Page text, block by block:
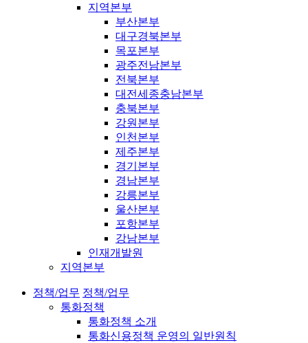
지역본부
부산본부
대구경북본부
목포본부
광주전남본부
전북본부
대전세종충남본부
충북본부
강원본부
인천본부
제주본부
경기본부
경남본부
강릉본부
울산본부
포항본부
강남본부
인재개발원
지역본부
정책/업무 정책/업무
통화정책
통화정책 소개
통화신용정책 운영의 일반원칙